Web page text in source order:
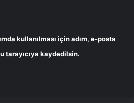
kullanılması için adım, e-posta
tarayıcıya kaydedilsin.